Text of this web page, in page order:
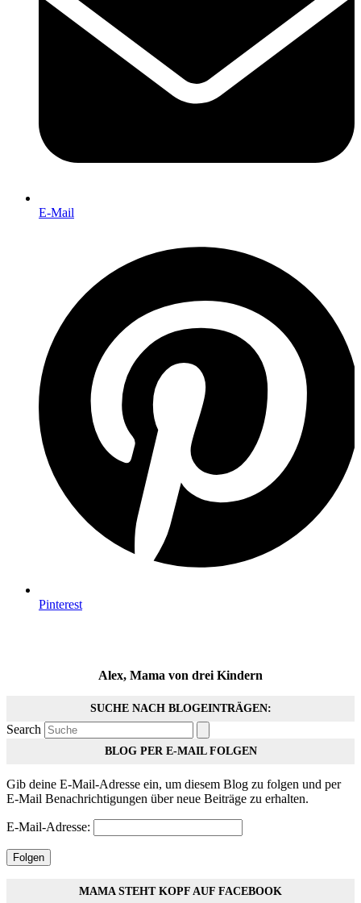
E-Mail
Pinterest
Alex, Mama von drei Kindern
SUCHE NACH BLOGEINTRÄGEN:
Search
BLOG PER E-MAIL FOLGEN
Gib deine E-Mail-Adresse ein, um diesem Blog zu folgen und per
E-Mail Benachrichtigungen über neue Beiträge zu erhalten.
E-Mail-Adresse:
Folgen
MAMA STEHT KOPF AUF FACEBOOK